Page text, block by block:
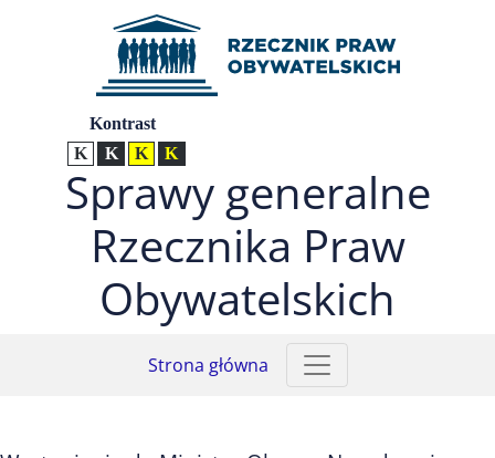
Przejdź do menu głównego (nacisnij Enter)
Przejdź do treści (nacisnij Enter)
Przejdź do mapy serwisu (nacisnij Enter)
UstawieniaKontrast
Kontrast normalny
Kontrast biały tekst na czarnym
Kontrast czarny tekst na żółtym
Sprawy generalne
Rzecznika Praw
Obywatelskich
Strona główna